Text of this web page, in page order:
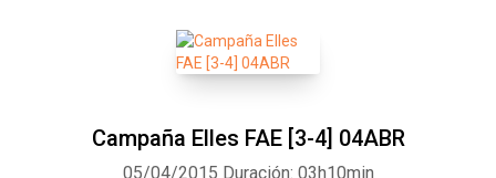
Campaña Elles FAE [3-4] 04ABR
05/04/2015 Duración: 03h10min